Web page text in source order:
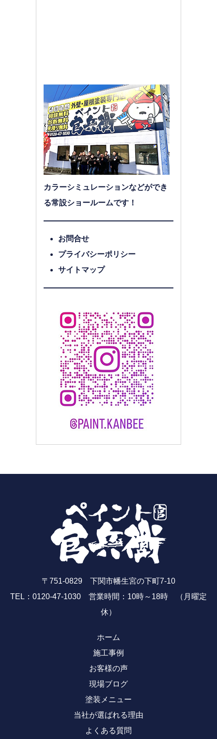
カラーシミュレーションなどができ
る常設ショールームです！
お問合せ
プライバシーポリシー
サイトマップ
〒751-0829 下関市幡生宮の下町7-10
TEL：0120-47-1030 営業時間：10時～18時 （月曜定
休）
ホーム
施工事例
お客様の声
現場ブログ
塗装メニュー
当社が選ばれる理由
よくある質問